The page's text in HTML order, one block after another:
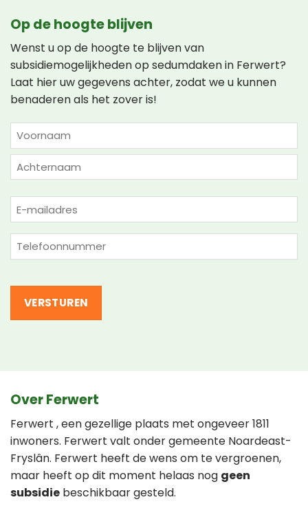
Op de hoogte blijven
Wenst u op de hoogte te blijven van
subsidiemogelijkheden op sedumdaken in Ferwert?
Laat hier uw gegevens achter, zodat we u kunnen
benaderen als het zover is!
NAAM
(VEREIST)
Voornaam
E-
mailadres
(Vereist)
Telefoon
(Vereist)
Over Ferwert
Ferwert , een gezellige plaats met ongeveer 1811
inwoners. Ferwert valt onder gemeente Noardeast-
Fryslân. Ferwert heeft de wens om te vergroenen,
maar heeft op dit moment helaas nog geen
subsidie beschikbaar gesteld.